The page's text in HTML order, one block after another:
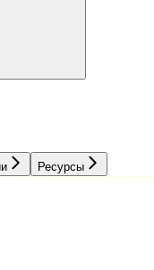
Ресурсы